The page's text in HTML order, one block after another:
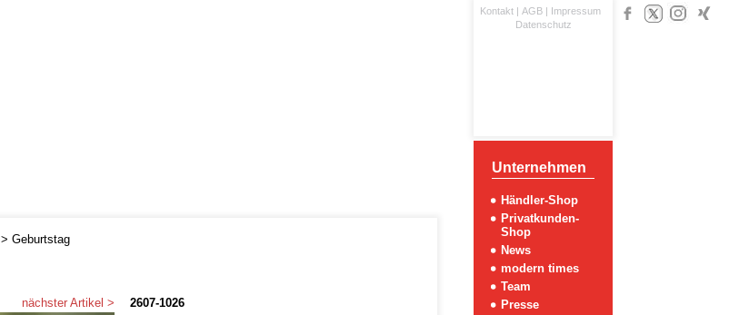
> Geburtstag
nächster Artikel > 2607-1026
Kontakt | AGB | Impressum
Datenschutz
Unternehmen
Händler-Shop
Privatkunden-
Shop
News
modern times
Team
Presse